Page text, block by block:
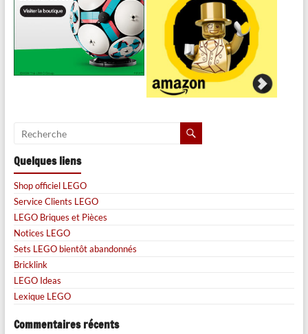
Quelques liens
Shop officiel LEGO
Service Clients LEGO
LEGO Briques et Pièces
Notices LEGO
Sets LEGO bientôt abandonnés
Bricklink
LEGO Ideas
Lexique LEGO
Commentaires récents